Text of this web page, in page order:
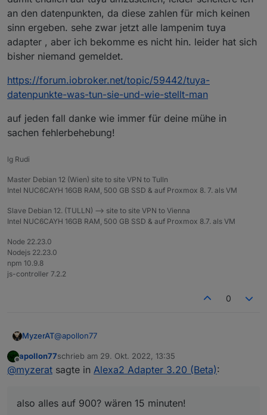
an den datenpunkten, da diese zahlen für mich keinen
sinn ergeben. sehe zwar jetzt alle lampenim tuya
adapter , aber ich bekomme es nicht hin. leider hat sich
bisher niemand gemeldet.
https://forum.iobroker.net/topic/59442/tuya-
datenpunkte-was-tun-sie-und-wie-stellt-man
auf jeden fall danke wie immer für deine mühe in
sachen fehlerbehebung!
lg Rudi
Master Debian 12 (Wien) site to site VPN to Tulln
Intel NUC6CAYH 16GB RAM, 500 GB SSD & auf Proxmox 8. 7. als VM
Slave Debian 12. (TULLN) --> site to site VPN to Vienna
Intel NUC6CAYH 16GB RAM, 500 GB SSD & auf Proxmox 8.7. als VM
Node 22.23.0
Nodejs 22.23.0
npm 10.9.8
js-controller 7.2.2
0
MyzerAT@apollon77
also alles auf 900? wären 15 minuten!
ich an den datenpunkten, da diese zahlen für mich
https://forum.iobroker.net/topic/59442/tuya-
apollon77schrieb am 29. Okt. 2022, 13:35
zuletzt editiert von
@myzerat sagte in Alexa2 Adapter 3.20 (Beta):
also alles auf 900? wären 15 minuten!